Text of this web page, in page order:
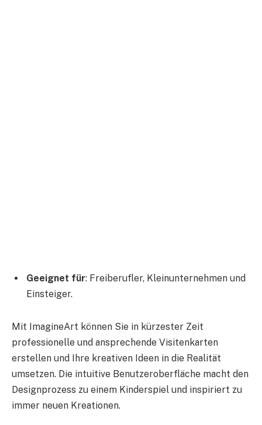
Geeignet für: Freiberufler, Kleinunternehmen und
Einsteiger.
Mit ImagineArt können Sie in kürzester Zeit
professionelle und ansprechende Visitenkarten
erstellen und Ihre kreativen Ideen in die Realität
umsetzen. Die intuitive Benutzeroberfläche macht den
Designprozess zu einem Kinderspiel und inspiriert zu
immer neuen Kreationen.